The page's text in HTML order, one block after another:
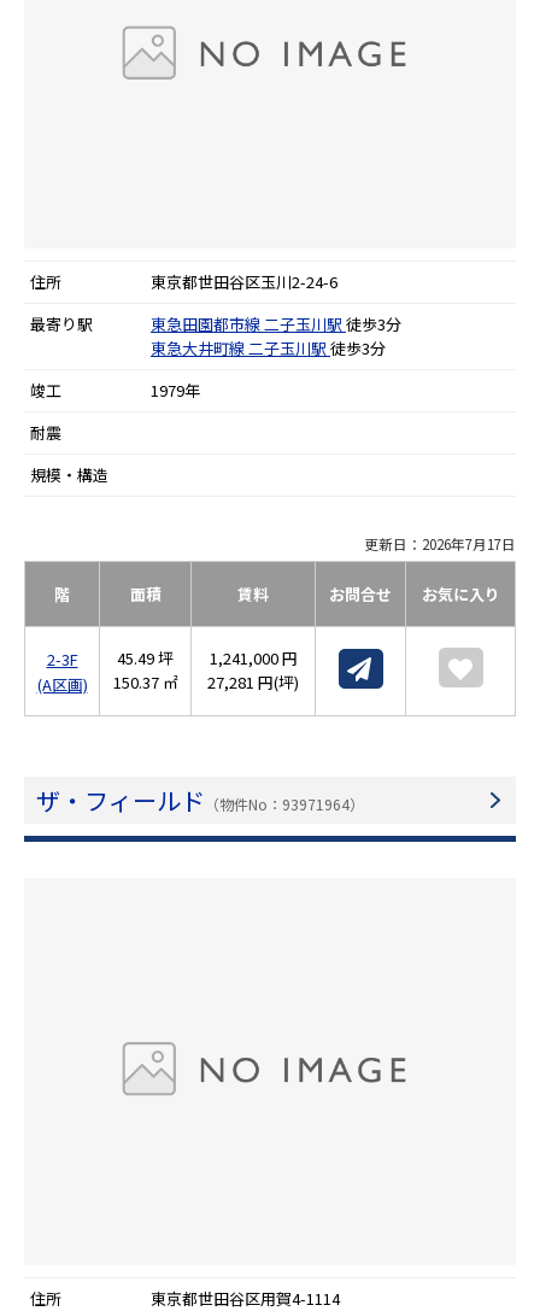
住所
東京都世田谷区玉川2-24-6
最寄り駅
東急田園都市線二子玉川駅 徒歩3分
東急大井町線二子玉川駅 徒歩3分
竣工
1979年
耐震
規模・構造
更新日：2026年7月17日
階 面積 賃料 お問合せ お気に入り
2-3F
(A区画)
45.49 坪
150.37 ㎡
1,241,000 円
27,281 円(坪)
ザ・フィールド （物件No：93971964）
住所
東京都世田谷区用賀4-1114